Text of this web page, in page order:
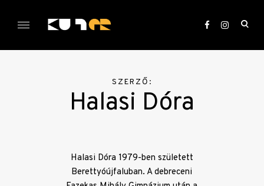
KULTer.hu
SZERZŐ:
Halasi Dóra
Halasi Dóra 1979-ben született
Berettyóújfaluban. A debreceni